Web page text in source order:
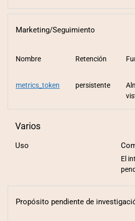
Marketing/Seguimiento
Nombre
metrics_token
Retención
persistente
Varios
Uso
El
Propósito pendiente de